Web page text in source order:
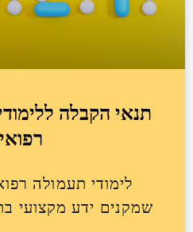
תנאי הקבלה
לימודי תעמולה
שמקנים ידע מקצועי